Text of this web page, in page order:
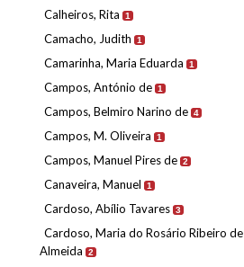
Calheiros, Rita 1
Camacho, Judith 1
Camarinha, Maria Eduarda 1
Campos, António de 1
Campos, Belmiro Narino de 4
Campos, M. Oliveira 1
Campos, Manuel Pires de 2
Canaveira, Manuel 1
Cardoso, Abílio Tavares 3
Cardoso, Maria do Rosário Ribeiro de
Almeida
2